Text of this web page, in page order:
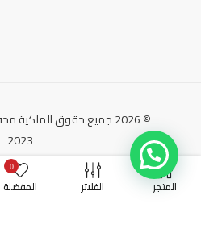
© 2026 جميع حقوق الملكية محفوظة لشركة
2023
المتجر الفلاتر
0
المفضلة